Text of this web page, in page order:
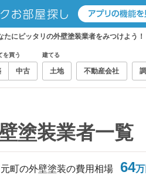
たにピッタリの外壁塗装業者をみつけよう！
を買う
中古
建てる
土地 不動産会社
塗装業者一覧
町の外壁塗装の費用相場 64万